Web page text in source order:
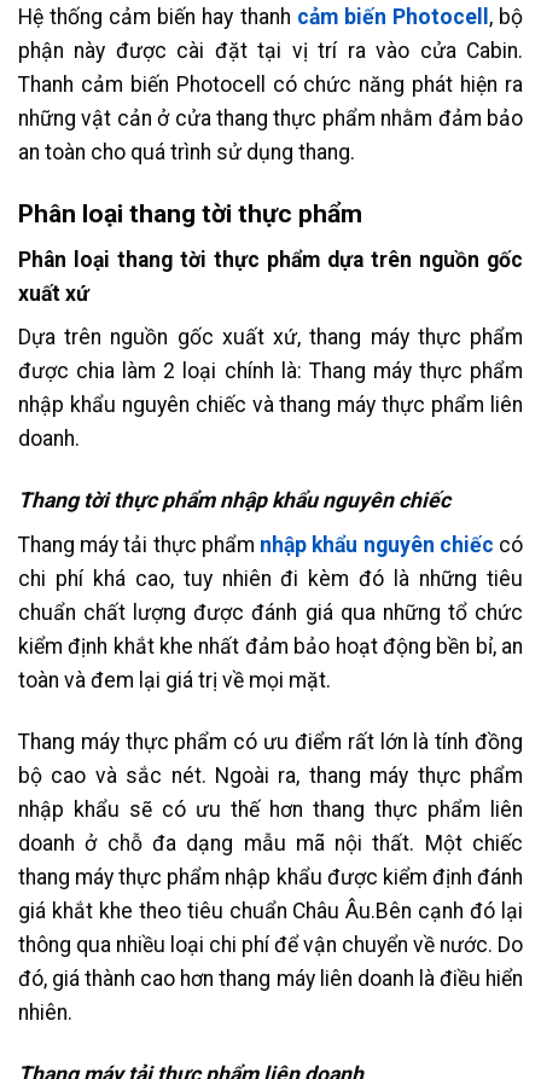
Hệ thống cảm biến hay thanh cảm biến Photocell , bộ
phận này được cài đặt tại vị trí ra vào cửa Cabin.
Thanh cảm biến Photocell có chức năng phát hiện ra
những vật cản ở cửa thang thực phẩm nhằm đảm bảo
an toàn cho quá trình sử dụng thang.
Phân loại thang tời thực phẩm
Phân loại thang tời thực phẩm dựa trên nguồn gốc
xuất xứ
Dựa trên nguồn gốc xuất xứ, thang máy thực phẩm
được chia làm 2 loại chính là: Thang máy thực phẩm
nhập khẩu nguyên chiếc và thang máy thực phẩm liên
doanh.
Thang tời thực phẩm nhập khẩu nguyên chiếc
Thang máy tải thực phẩm nhập khẩu nguyên chiếc có
chi phí khá cao, tuy nhiên đi kèm đó là những tiêu
chuẩn chất lượng được đánh giá qua những tổ chức
kiểm định khắt khe nhất đảm bảo hoạt động bền bỉ, an
toàn và đem lại giá trị về mọi mặt.
Thang máy thực phẩm có ưu điểm rất lớn là tính đồng
bộ cao và sắc nét. Ngoài ra, thang máy thực phẩm
nhập khẩu sẽ có ưu thế hơn thang thực phẩm liên
doanh ở chỗ đa dạng mẫu mã nội thất. Một chiếc
thang máy thực phẩm nhập khẩu được kiểm định đánh
giá khắt khe theo tiêu chuẩn Châu Âu.Bên cạnh đó lại
thông qua nhiều loại chi phí để vận chuyển về nước. Do
đó, giá thành cao hơn thang máy liên doanh là điều hiển
nhiên.
Thang máy tải thực phẩm liên doanh